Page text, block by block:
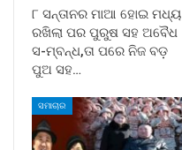
୮ ସନ୍ତାନର ମାଆ ହୋଇ ମଧ୍ୟ
ରଖିଲା ପର ପୁରୁଷ ସହ ଅବୈଧ
ସ-ମ୍ବନ୍ଧ,ତା ପରେ ନିଜ ବଡ଼
ପୁଅ ସହ…
ସମାଚାର